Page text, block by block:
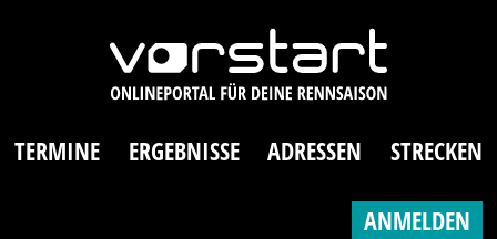
TERMINE ERGEBNISSE ADRESSEN STRECKEN
ANMELDEN